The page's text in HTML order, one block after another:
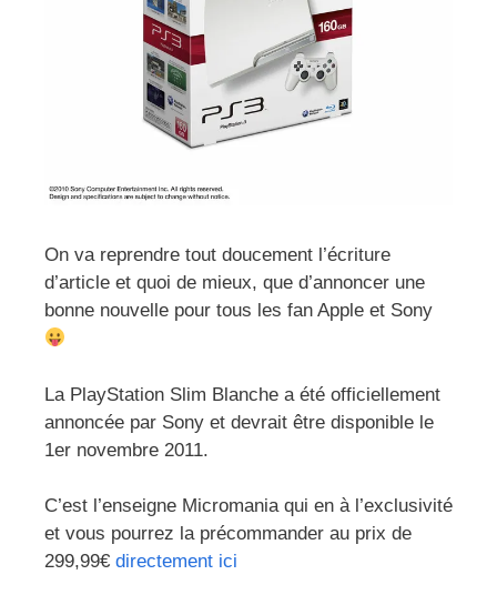
On va reprendre tout doucement l’écriture
d’article et quoi de mieux, que d’annoncer une
bonne nouvelle pour tous les fan Apple et Sony
La PlayStation Slim Blanche a été officiellement
annoncée par Sony et devrait être disponible le
1er novembre 2011.
C’est l’enseigne Micromania qui en à l’exclusivité
et vous pourrez la précommander au prix de
299,99€ directement ici